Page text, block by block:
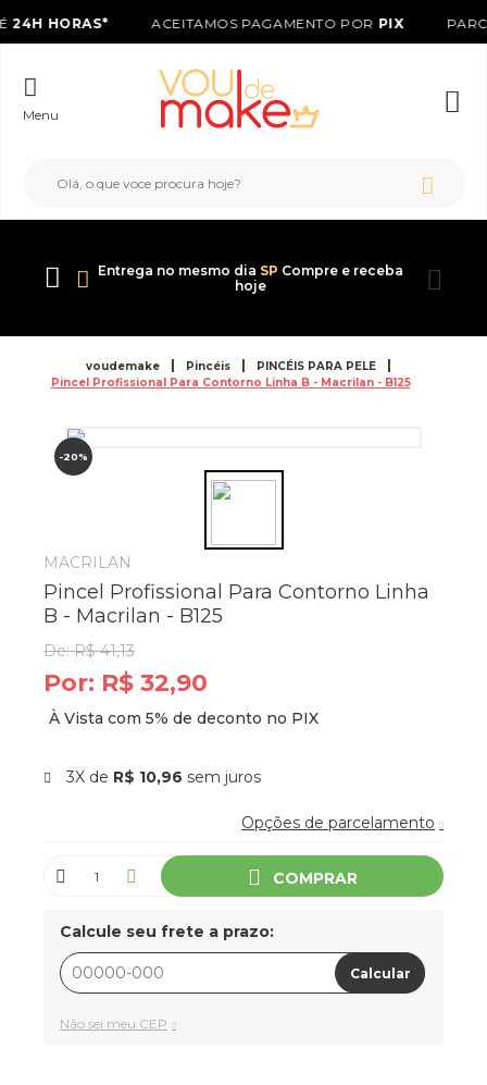
24H HORAS* ACEITAMOS PAGAMENTO POR PIX
Menu
Entrega no mesmo dia SP Compre e receba
hoje
voudemake Pincéis
PINCÉIS PARA PELE
Pincel Profissional Para Contorno Linha B - Macrilan - B125
-20%
MACRILAN
Pincel Profissional Para Contorno Linha
B - Macrilan - B125
De:R$ 41,13
Por: R$ 32,90
3X de R$ 10,96 sem juros
Opções de parcelamento
COMPRAR
Calcule seu frete a prazo:
Não sei meu CEP
Calcular